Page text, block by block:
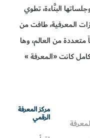
البنَّاءة، تطوي
المعرفية، طافت من
متعددة من العالم، وها
كانت «المعرفة »
مركز المعرفة
الرقمي